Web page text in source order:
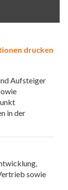
drucken
Aufsteiger
in der
sowie